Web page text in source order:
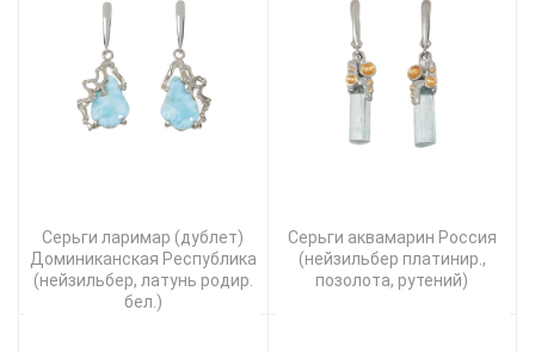
Серьги ларимар (дублет)
Доминиканская Республика
(нейзильбер, латунь родир.
бел.)
Серьги аквамарин Россия
(нейзильбер платинир.,
позолота, рутений)